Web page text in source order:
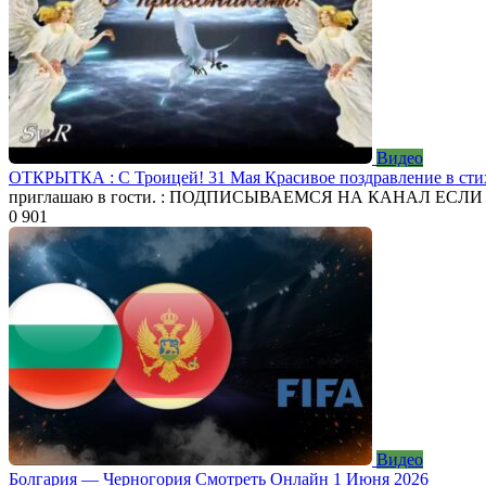
Видео
ОТКРЫТКА : С Троицей! 31 Мая Красивое поздравление в
приглашаю в гости. : ПОДПИСЫВАЕМСЯ НА КАНАЛ
0 901
Видео
Болгария — Черногория Смотреть Онлайн 1 Июня 2026